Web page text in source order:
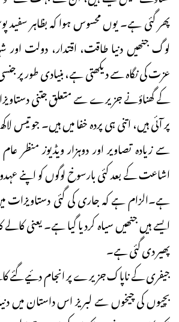
پھر گئی ہے۔ یوں محسوس ہوا کہ بظاہر
لوگ جنھیں دنیا طاقت، اقتدار، دولت
عزت کی نگاہ سے دیکھتی ہے، بنیادی طورپر
کے گھناؤنے جزیرے سے متعلق جتنی
پر آئی ہیں، اتنی ہی پردہ خفا میں ہیں۔ جو تیس
سے زیادہ تصاویر اور دوہزار ویڈیوز منظر
اشاعت کے بعد کئی بارسوخ لوگوں کو اپنے
ہے۔الزام ہے کہ جاری کی گئی دستاویزات
ایسے ہیں جنھیں سیاہ کردیا گیا ہے۔ یعنی
پھیر دی گئی ہے۔
جیفری کے ناپاک جزیرے پر انجام دئیے گئے
بچیوں کی چیخوں سے لبریز اس داستان میں